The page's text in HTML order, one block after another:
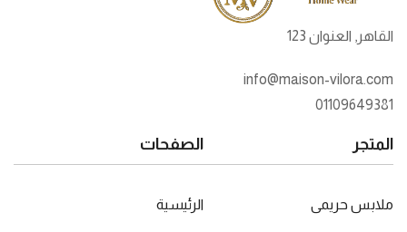
القاهر, العنوان 123
info@maison-vilora.com
01109649381
المتجر
ملابس حريمى
الصفحات
الرئيسية